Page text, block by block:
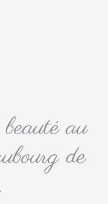
au
de